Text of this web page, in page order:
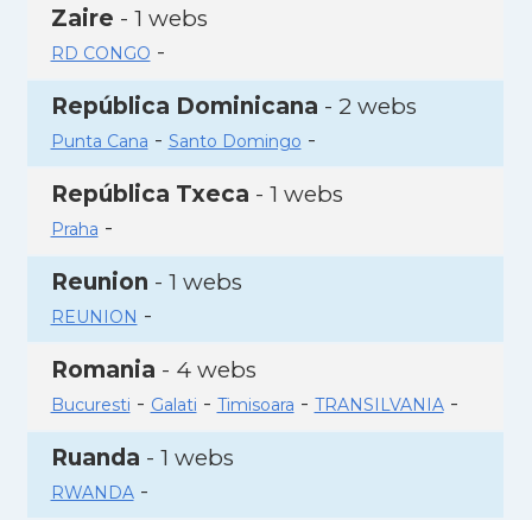
Zaire - 1 webs
RD CONGO -
República Dominicana - 2 webs
Punta Cana - Santo Domingo -
República Txeca - 1 webs
Praha -
Reunion - 1 webs
REUNION -
Romania - 4 webs
Bucuresti - Galati - Timisoara - TRANSILVANIA-
Ruanda - 1 webs
RWANDA-